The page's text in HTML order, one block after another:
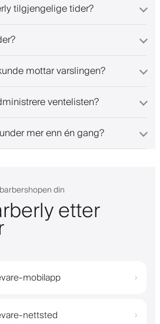
tilgjengelige tider?
mottar varslingen?
ventelisten?
mer enn én gang?
din
etter
mobilapp ›
nettsted ›